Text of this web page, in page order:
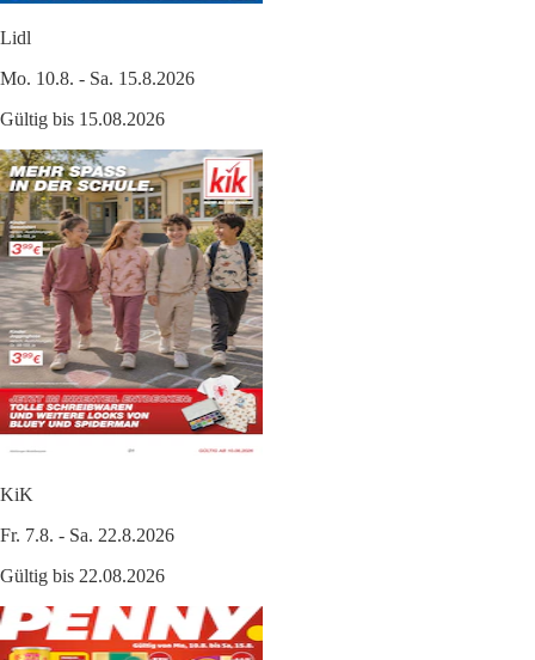
Lidl
Mo. 10.8. - Sa. 15.8.2026
Gültig bis 15.08.2026
KiK
Fr. 7.8. - Sa. 22.8.2026
Gültig bis 22.08.2026